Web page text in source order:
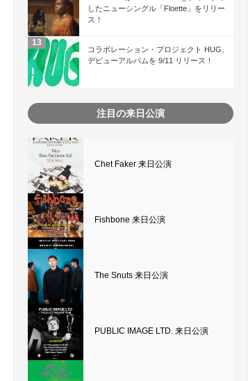
したニューシングル「Floette」をリリー
ス！
コラボレーション・プロジェクト HUG、
デビューアルバムを 9/11 リリース！
注目の来日公演
Chet Faker 来日公演
Fishbone 来日公演
The Snuts 来日公演
PUBLIC IMAGE LTD. 来日公演